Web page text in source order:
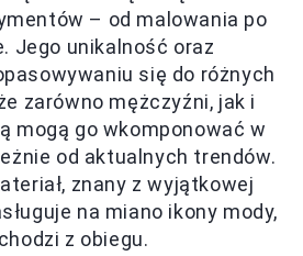
– od malowania po
Jego unikalność oraz
się do różnych
zarówno mężczyźni, jak i
mogą go wkomponować w
od aktualnych trendów.
znany z wyjątkowej
na miano ikony mody,
z obiegu.